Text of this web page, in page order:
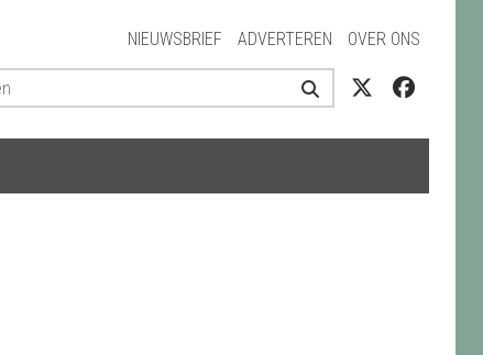
NIEUWSBRIEF ADVERTEREN OVER ONS